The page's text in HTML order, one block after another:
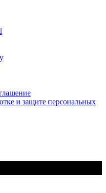
и защите персональных